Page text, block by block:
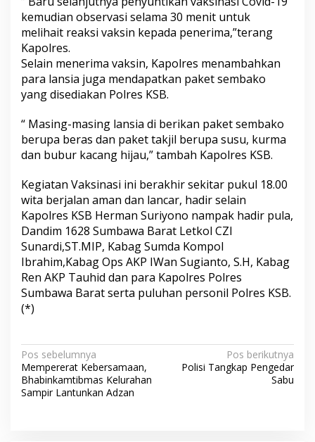
kemudian observasi selama 30 menit untuk
melihait reaksi vaksin kepada penerima,”terang
Kapolres.
Selain menerima vaksin, Kapolres menambahkan
para lansia juga mendapatkan paket sembako
yang disediakan Polres KSB.
“ Masing-masing lansia di berikan paket sembako
berupa beras dan paket takjil berupa susu, kurma
dan bubur kacang hijau,” tambah Kapolres KSB.
Kegiatan Vaksinasi ini berakhir sekitar pukul 18.00
wita berjalan aman dan lancar, hadir selain
Kapolres KSB Herman Suriyono nampak hadir pula,
Dandim 1628 Sumbawa Barat Letkol CZI
Sunardi,ST.MIP, Kabag Sumda Kompol
Ibrahim,Kabag Ops AKP IWan Sugianto, S.H, Kabag
Ren AKP Tauhid dan para Kapolres Polres
Sumbawa Barat serta puluhan personil Polres KSB.
(*)
N
a
v
Pos sebelumnya
Mempererat Kebersamaan,
Bhabinkamtibmas Kelurahan
Sampir Lantunkan Adzan
Pos berikutnya
Polisi Tangkap Pengedar
Sabu